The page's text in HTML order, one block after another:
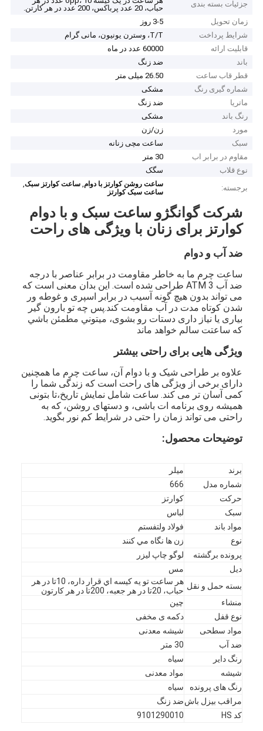
جزئیات بسته بندی
حباب، 20 عدد پرباکس، 200 عدد در هر کارتن.
زمان تحویل
3-5 روز
شرایط پرداخت
T/T، وسترن یونیون، مانی گرام
قابلیت ارائه
60000 عدد در ماه
باند
ضد زنگ
قطر قاب ساعت
26.50 میلی متر
شماره گیری رنگ
مشکی
ماتریا
ضد زنگ
رنگ باند
مشکی
مورد
زن/زن
سبک
ساعت مچی زنانه
مقاوم در برابر اب
30 متر
نوع قلاب
سگک
برجسته:
ساعت روشن کوارتز با دوام,ساعت کوارتز سبک,
ساعت سبک کوارتز
شرکت گوانگژو ساعت سبک و با دوام
کوارتز برای زنان با ویژگی های راحت
ضد آب و دوام
ساعت چرم ما به خاطر مقاومت در برابر عناصر با درجه
ضد آب 3 ATM طراحی شده است. این بدان معنی است که
می تواند بدون هیچ گونه آسیب در برابر اسپری و غوطه ور
شدن کوتاه مدت در آب مقاومت کند.پس چه تو بارون گیر
بیاری یا نیاز داری دستات رو بشوی، ميتوني مطمئن باشي
که ساعتت سالم خواهد ماند
ویژگی هایی برای راحتی بیشتر
علاوه بر طراحی شیک و با دوام آن، ساعت چرم ما همچنین
دارای برخی از ویژگی های راحت است که زندگی شما را
کمی آسان تر می کند. ساعت شامل نمایش تاریخ،تا بتونی
همیشه روی برنامه ات باشی، و دستهای روشن، که به
راحتی می تواند زمان را حتی در شرایط کم نور بگوید.
توضیحات محصول:
برند
میلر
شماره مدل
666
حرکت
کوارتز
سبک
لباس
مواد باند
فولاد ولتفستم
نوع
زن ها نگاه مي کنند
پرونده برگشته
لوگو چاپ لیزر
ديل
مس
بسته حمل و نقل
هر ساعت تو يه کيسه اي قرار داره، 10تا در هر
حباب، 20تا در هر جعبه، 200تا در هر کارتون
منشاء
چین
نوع قفل
دکمه ی مخفی
مواد سطحی
شیشه معدنی
ضد آب
30 متر
رنگ دایر
سیاه
شیشه
مواد معدنی
رنگ های پرونده
سیاه
مراقب بيزل باشضد زنگ
کد HS
9101290010